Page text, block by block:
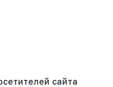
сайта